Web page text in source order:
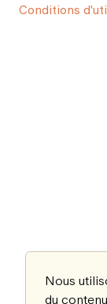
Conditions
Nous
du